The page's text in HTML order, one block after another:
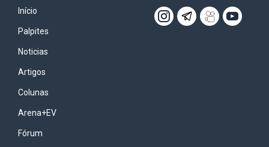
Início
Palpites
Noticias
Artigos
Colunas
Arena+EV
Fórum